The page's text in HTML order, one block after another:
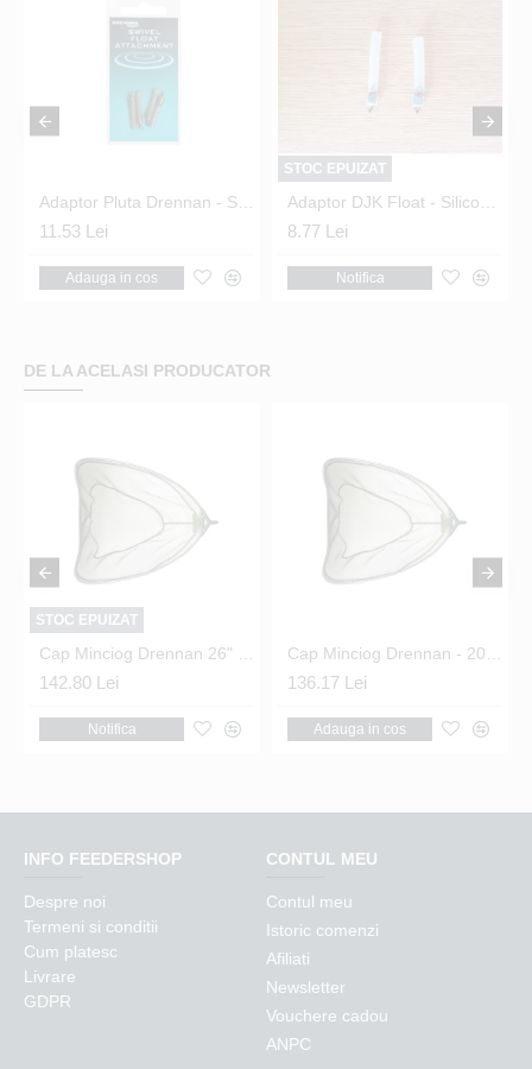
11.53 Lei
Adauga in cos
STOC EPUIZAT
8.77 Lei
Notifica
DE LA ACELASI PRODUCATOR
STOC EPUIZAT
142.80 Lei
Notifica
136.17 Lei
Adauga in cos
INFO FEEDERSHOP
Despre noi
Termeni si conditii
Cum platesc
Livrare
GDPR
CONTUL MEU
Contul meu
Istoric comenzi
Afiliati
Newsletter
Vouchere cadou
ANPC